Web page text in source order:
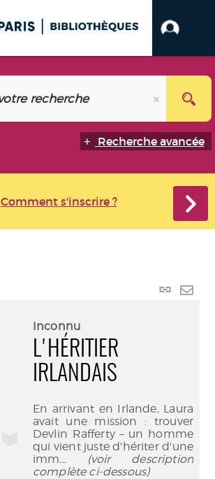
Recherche avancée
Comment s'inscrire ?
Lien
Inconnu
L'HÉRITIER
IRLANDAIS
En arrivant en Irlande, Laura
avait une mission : trouver
Devlin Rafferty – un homme
qui vient juste d'hériter d'une
imm... (voir description
complète ci-dessous)